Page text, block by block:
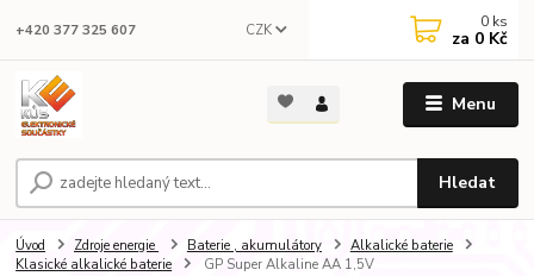
Menu
CZK
Hledat
+420 377 325 607 0 ks
za 0 Kč
Úvod Zdroje energie Baterie , akumulátory
Alkalické baterie
Klasické alkalické baterie
GP Super Alkaline AA 1,5V